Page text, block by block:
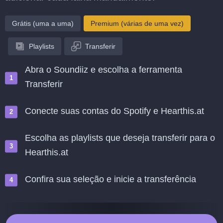
Grátis (uma a uma) Premium (várias de uma vez)
Playlists Transferir
Abra o Soundiiz e escolha a ferramenta
Transferir
Conecte suas contas do Spotify e Hearthis.at
Escolha as playlists que deseja transferir para o
Hearthis.at
Confira sua seleção e inicie a transferência